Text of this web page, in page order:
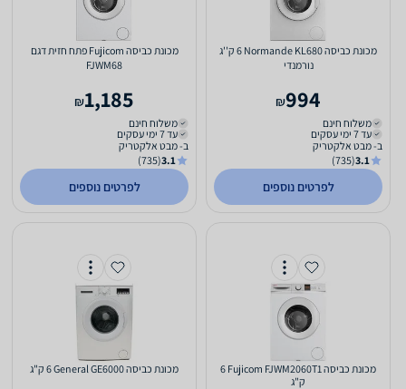
מכונת כביסה Normande KL680 ‏6 ‏ק''ג
נורמנדי
994
₪
משלוח חינם
עד 7 ימי עסקים
ב- מבט אלקטריק
3.1
(735)
לפרטים נוספים
מכונת כביסה Fujicom פתח חזית דגם
FJWM68
1,185
₪
משלוח חינם
עד 7 ימי עסקים
ב- מבט אלקטריק
3.1
(735)
לפרטים נוספים
מכונת כביסה Fujicom FJWM2060T1 ‏6
‏ק"ג
מכונת כביסה General GE6000 ‏6 ‏ק"ג